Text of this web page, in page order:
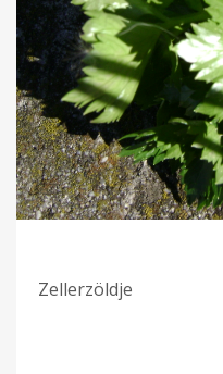
Zellerzöldje